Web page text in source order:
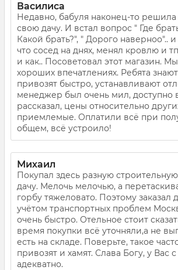
Василиса
Недавно, бабуля наконец-то
свою дачу. И встал вопрос " Где
Какой брать?", " Дорого наверноо"..
что сосед на днях, менял кровлю и
и как.. Посоветовал этот магазин.
хороших впечатлениях. Ребята
привозят быстро, устанавливают
менеджер был очень мил, доступно
рассказал, цены относительно
приемлемые. Оплатили всё при
общем, всё устроило!
Михаил
Покупал здесь разную
дачу. Мелочь мелочью, а
горбу тяжеловато. Поэтому заказал
учётом транспортных проблем
очень быстро. Отельное стоит
время покупки всё уточняли,а не
есть на складе. Поверьте, такое
привозят и хамят. Слава Богу, у Вас
адекватно.